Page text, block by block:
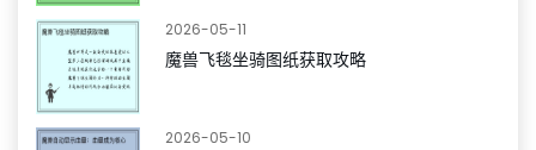
2026-05-11
魔兽飞毯坐骑图纸获取攻略
2026-05-10